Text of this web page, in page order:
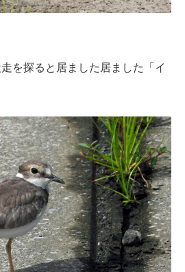
を探ると居ました居ました「イ